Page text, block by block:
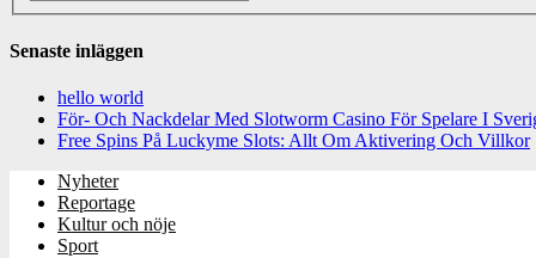
Senaste inläggen
hello world
För- Och Nackdelar Med Slotworm Casino För Spelare I
Free Spins På Luckyme Slots: Allt Om Aktivering Och Villkor
Nyheter
Reportage
Kultur och nöje
Sport